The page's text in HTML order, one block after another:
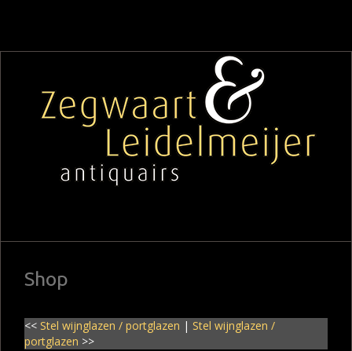
Shop
<< Stel wijnglazen / portglazen | Stel wijnglazen /
portglazen >>